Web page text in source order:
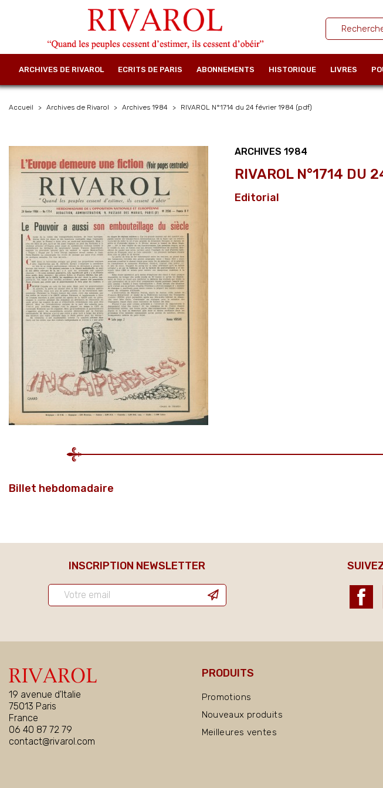
ARCHIVES DE RIVAROL ECRITS DE PARIS ABONNEMENTS HISTORIQUE LIVRES
Accueil Archives de Rivarol Archives 1984 RIVAROL N°1714 du 24 février 1984 (pdf)
ARCHIVES 1984
RIVAROL N°1714 DU
Editorial
Billet hebdomadaire
INSCRIPTION NEWSLETTER
19 avenue d'Italie
75013 Paris
France
06 40 87 72 79
contact@rivarol.com
PRODUITS
Promotions
Nouveaux produits
Meilleures ventes